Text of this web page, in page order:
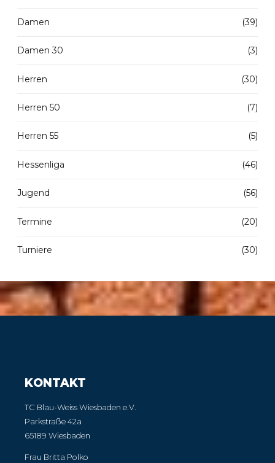
Damen (39)
Damen 30 (3)
Herren (30)
Herren 50 (7)
Herren 55 (5)
Hessenliga (46)
Jugend (56)
Termine (20)
Turniere (30)
KONTAKT
TC Blau-Weiss Wiesbaden e.V.
Parkstraße 42a
65189 Wiesbaden
Frau Britta Polko